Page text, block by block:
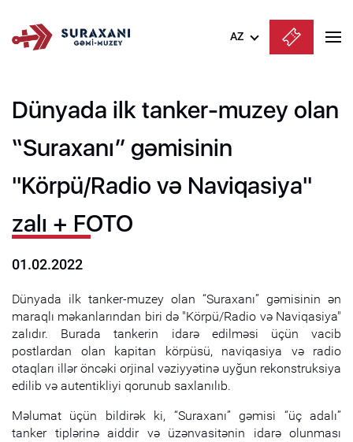
AZ
English
Dünyada ilk tanker-muzey olan
“Suraxanı” gəmisinin
"Körpü/Radio və Naviqasiya"
zalı + FOTO
01.02.2022
Dünyada ilk tanker-muzey olan “Suraxanı” gəmisinin ən
maraqlı məkanlarından biri də "Körpü/Radio və Naviqasiya"
zalıdır. Burada tankerin idarə edilməsi üçün vacib
postlardan olan kapitan körpüsü, naviqasiya və radio
otaqları illər öncəki orjinal vəziyyətinə uyğun rekonstruksiya
edilib və autentikliyi qorunub saxlanılıb.
Məlumat üçün bildirək ki, “Suraxanı” gəmisi “üç adalı”
tanker tiplərinə aiddir və üzənvasitənin idarə olunması